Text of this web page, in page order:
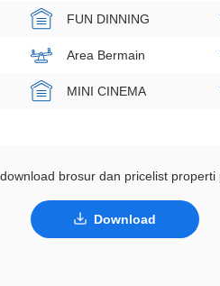
FUN DINNING
Area Bermain
MINI CINEMA
brosur dan pricelist properti
Download